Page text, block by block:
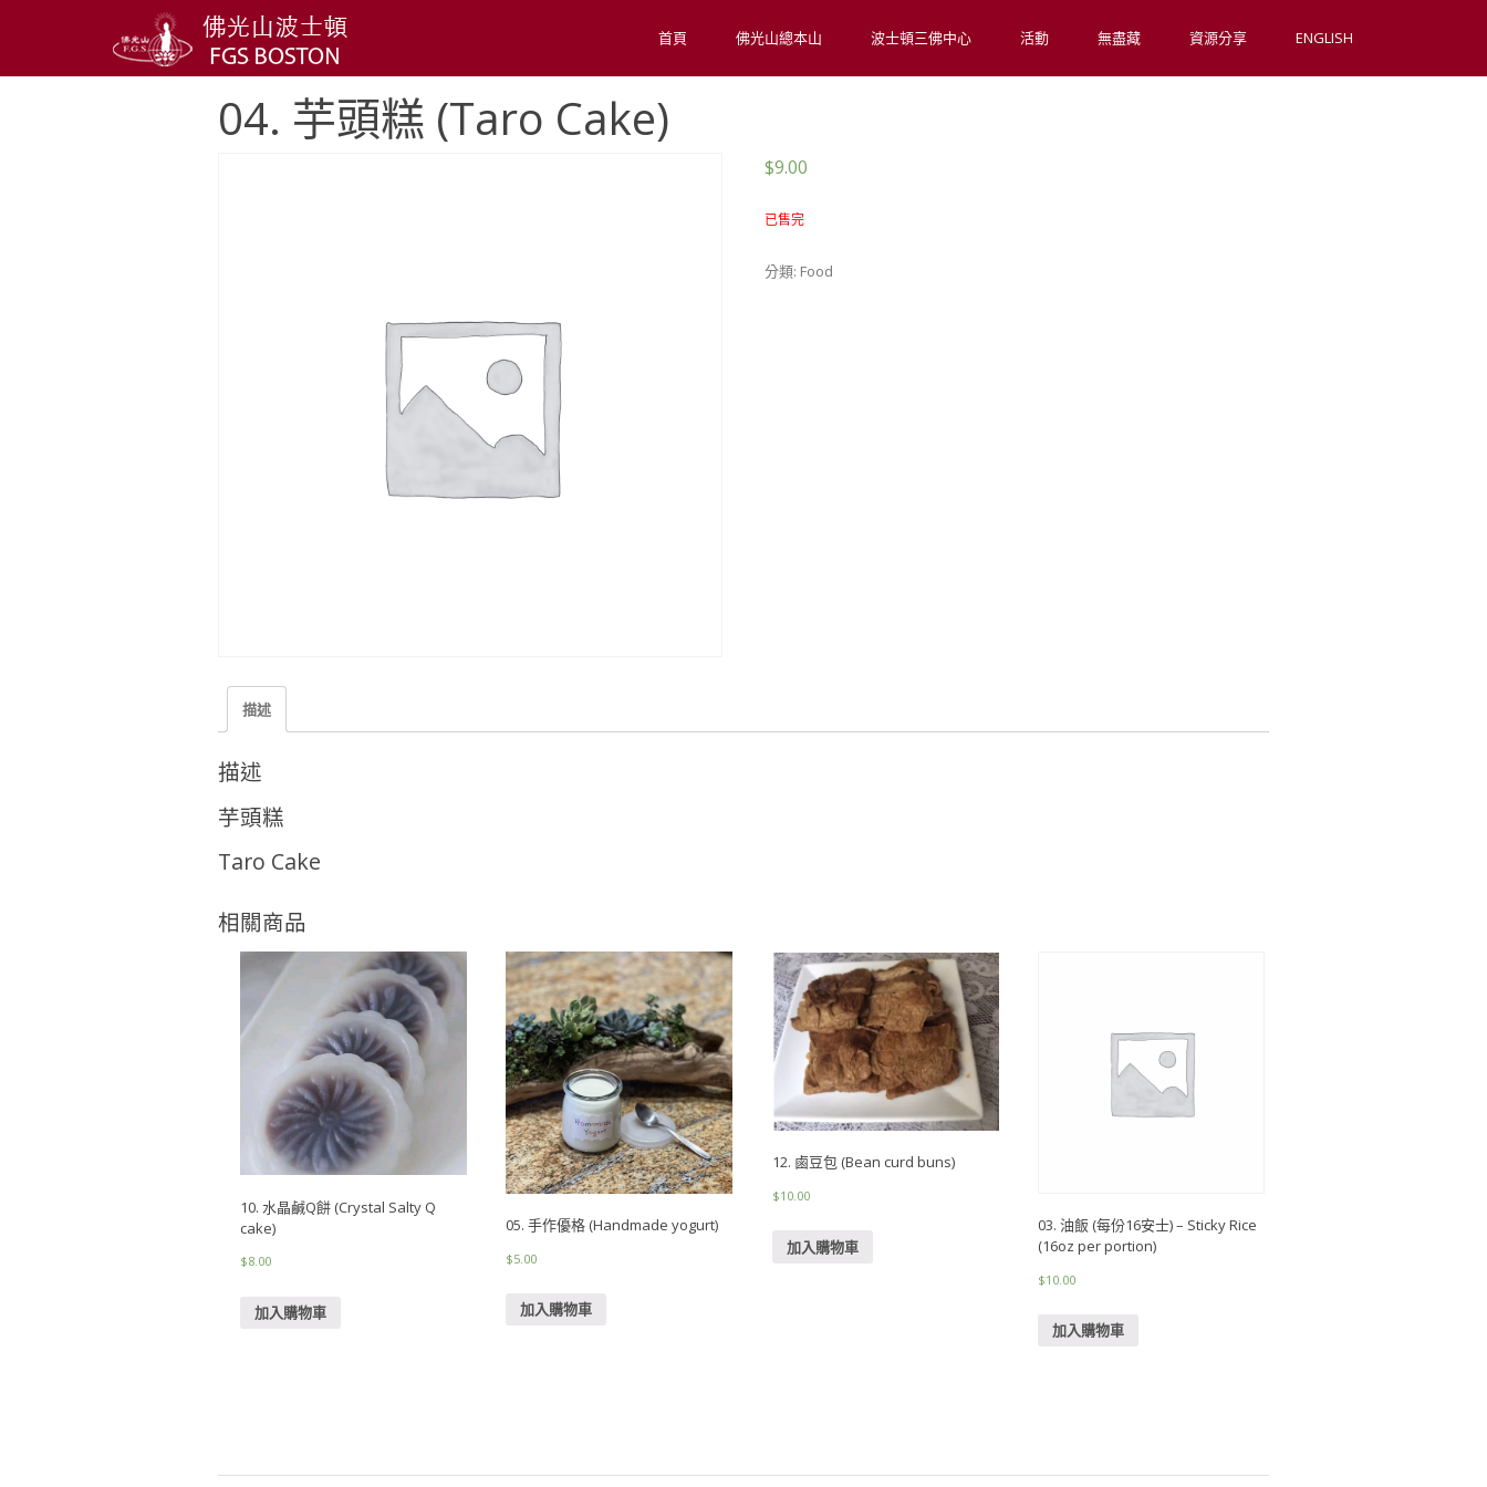
首頁 佛光山總本山 波士頓三佛中心 活動 無盡藏 資源分享 ENGLISH
04. 芋頭糕 (Taro Cake)
$9.00
已售完
分類: Food
描述
描述
芋頭糕
Taro Cake
相關商品
10. 水晶鹹Q餅 (Crystal Salty Q
cake)
$8.00
加入購物車
05. 手作優格 (Handmade yogurt)
$5.00
加入購物車
12. 鹵豆包 (Bean curd buns)
$10.00
加入購物車
03. 油飯 (每份16安士) – Sticky Rice
(16oz per portion)
$10.00
加入購物車